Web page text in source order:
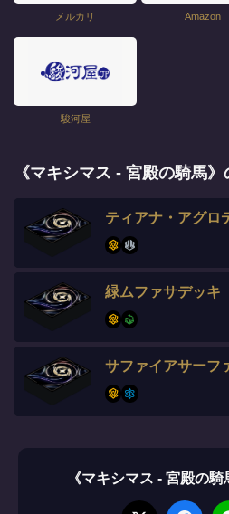
メルカリ Amazon
駿河屋
《マキシマス - 宮殿の騎馬
ティアナ・アグロ
緑ムファサデッキ
サファイアサーフ
《マキシマス - 宮殿の